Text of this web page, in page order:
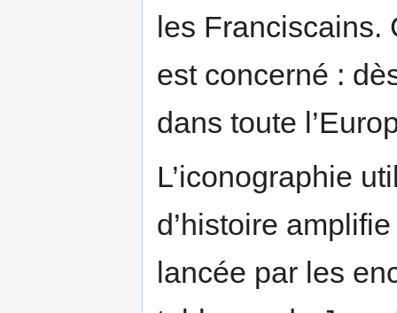
les Franciscains.
est concerné :
dans toute
L’iconographie
d’histoire
lancée par les